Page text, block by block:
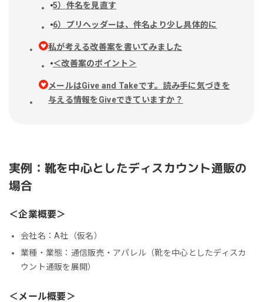
5）件名を見直す
6）プリヘッダーは、件名より少し具体的に
私が考える改善案を書いてみました
＜改善案のポイント＞
メールはGive and Takeです。読み手に気づきを
与える情報をGiveできていますか？
実例：靴を中心としたディスカウント通販の
場合
＜企業概要＞
会社名：A社（仮名）
業種・業態：通信販売・アパレル（靴を中心としたディスカ
ウント通販を展開）
＜メール概要＞